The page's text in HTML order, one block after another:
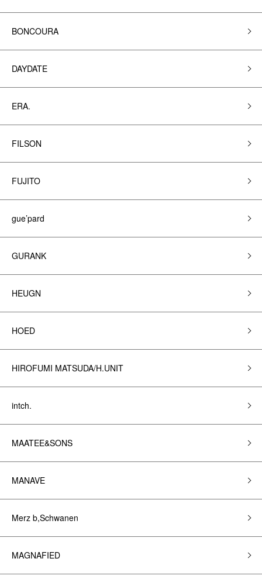
BONCOURA
DAYDATE
ERA.
FILSON
FUJITO
gue’pard
GURANK
HEUGN
HOED
HIROFUMI MATSUDA/H.UNIT
intch.
MAATEE&SONS
MANAVE
Merz b,Schwanen
MAGNAFIED